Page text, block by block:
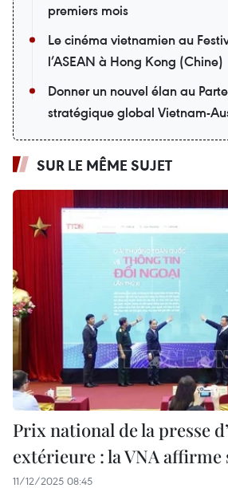
premiers mois
Le cinéma vietnamien au
l’ASEAN à Hong Kong (Chine)
Donner un nouvel élan au
stratégique global Vietnam-
SUR LE MÊME SUJET
Prix national de la presse
extérieure : la VNA affirme
11/12/2025 08:45